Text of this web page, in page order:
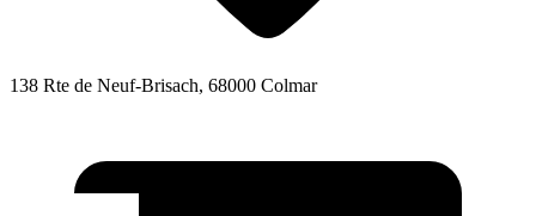
138 Rte de Neuf-Brisach, 68000 Colmar